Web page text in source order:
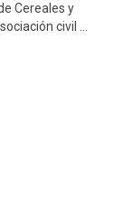
Cereales y
civil …